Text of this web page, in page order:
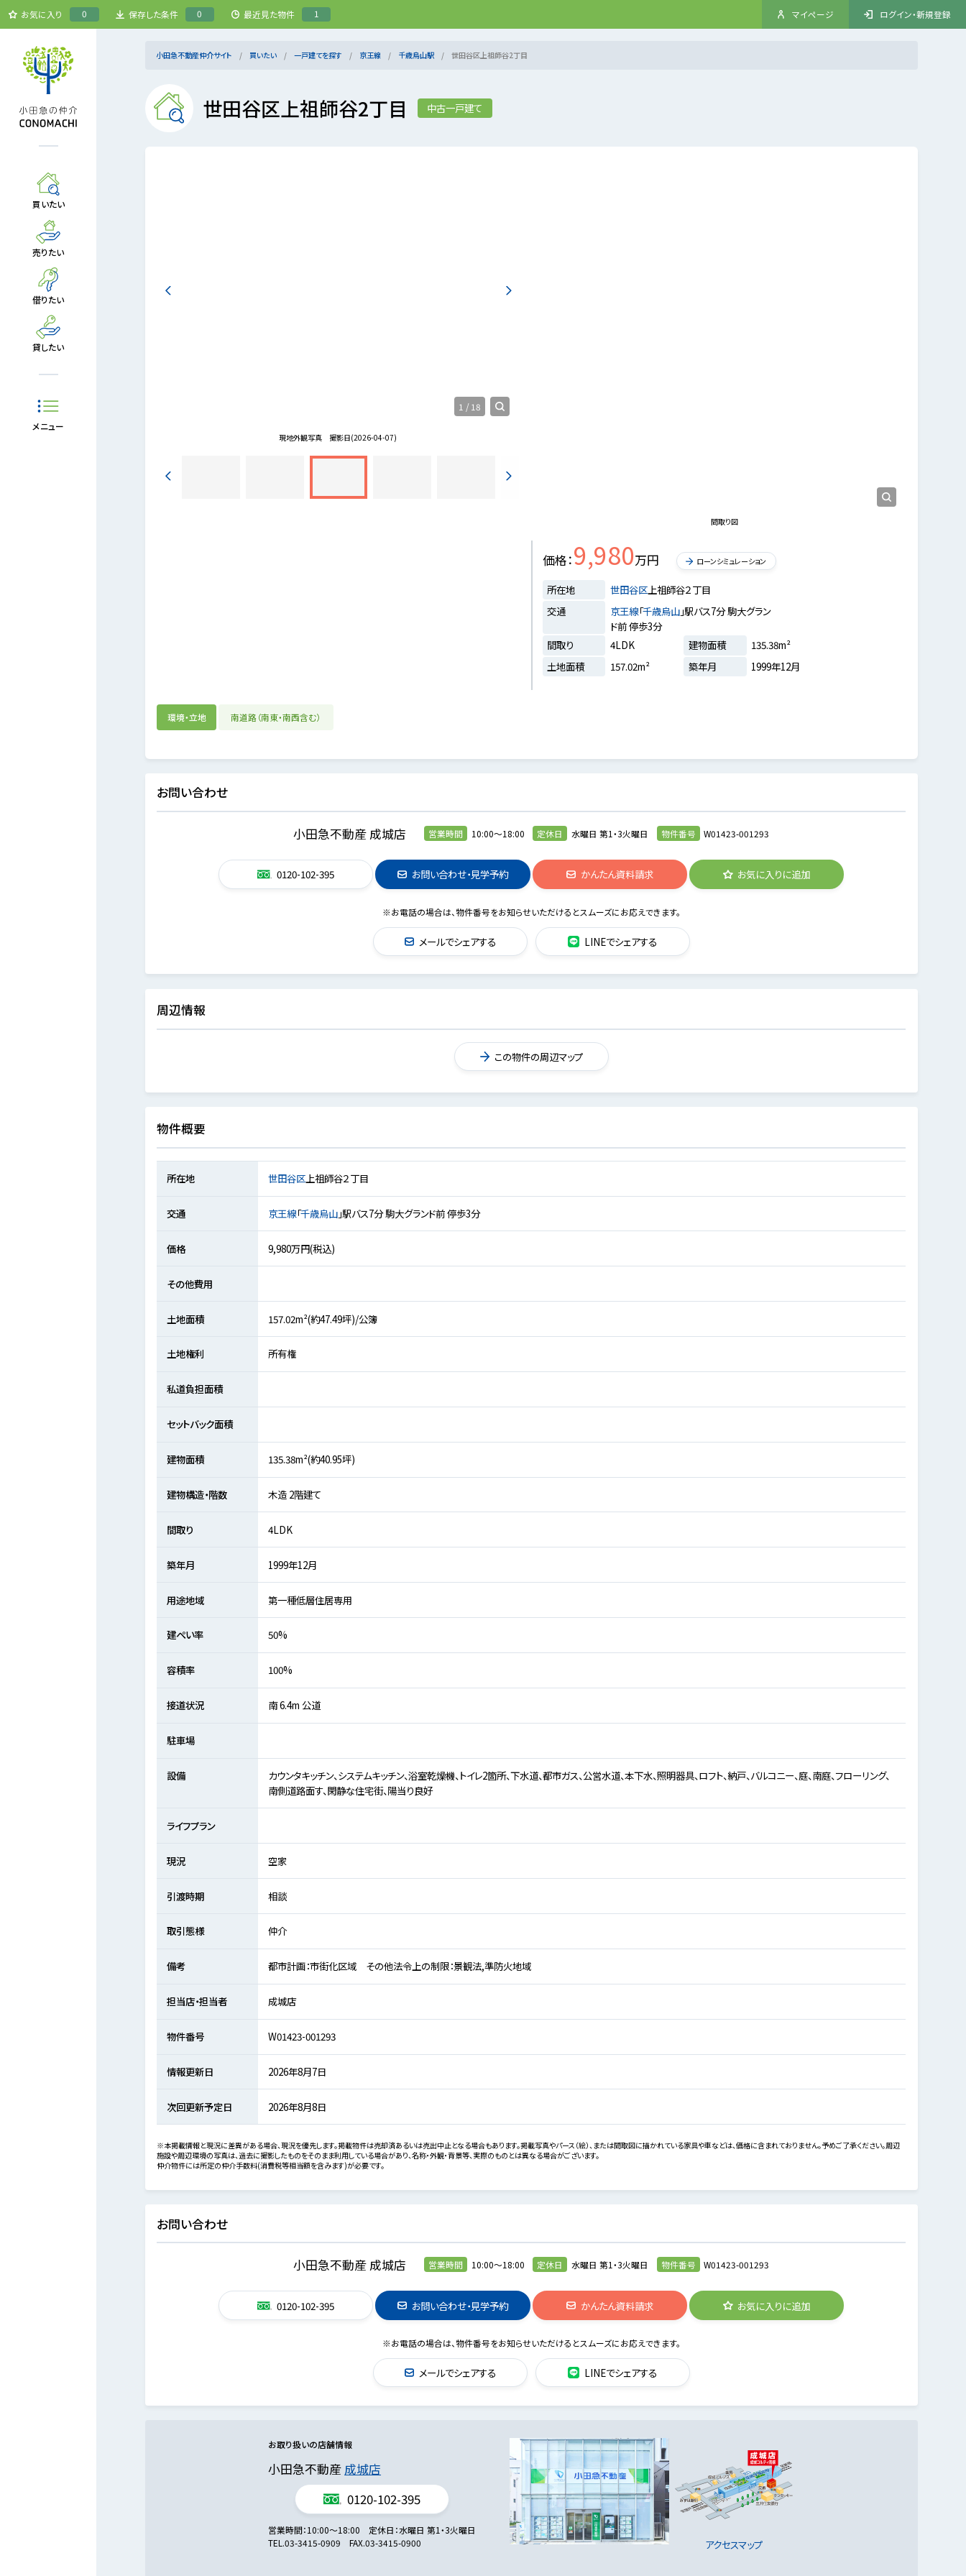
お気に入り 0 保存した条件 0 最近見た物件 1 マイページ ログイン・新規登録
買いたい
売りたい
借りたい
貸したい
メニュー
小田急不動産仲介サイト 買いたい 一戸建てを探す 京王線 千歳烏山駅 世田谷区上祖師谷2丁目
世田谷区上祖師谷2丁目 中古一戸建て
現地外観写真 撮影日(2026-04-07)
1 / 18
間取り図
価格 9,980万円 ローンシミュレーション
所在地 世田谷区上祖師谷２丁目
交通
京王線「千歳烏山」駅バス7分 駒大グラン
ド前 停歩3分
間取り
4LDK 建物面積
135.38m²
土地面積
157.02m² 築年月 1999年12月
環境・立地 南道路（南東・南西含む）
お問い合わせ
小田急不動産 成城店 営業時間 10:00～18:00 定休日 水曜日 第1・3火曜日 物件番号 W01423-001293
0120-102-395 お問い合わせ・見学予約 かんたん資料請求 お気に入りに追加
※お電話の場合は、物件番号をお知らせいただけるとスムーズにお応えできます。
メールでシェアする LINEでシェアする
周辺情報
この物件の周辺マップ
物件概要
所在地 世田谷区上祖師谷２丁目
交通 京王線「千歳烏山」駅バス7分 駒大グランド前 停歩3分
価格 9,980万円(税込)
その他費用
土地面積 157.02m²(約47.49坪)/公簿
土地権利 所有権
私道負担面積
セットバック面積
建物面積 135.38m²(約40.95坪)
建物構造・階数 木造 2階建て
間取り 4LDK
築年月 1999年12月
用途地域 第一種低層住居専用
建ぺい率 50%
容積率 100%
接道状況 南 6.4m 公道
駐車場
設備
カウンタキッチン、システムキッチン、浴室乾燥機、トイレ2箇所、下水道、都市ガス、公営水道、本下水、照明器具、ロフト、納戸、バルコニー、庭、南庭、フローリング、
南側道路面す、閑静な住宅街、陽当り良好
ライフプラン
現況 空家
引渡時期 相談
取引態様 仲介
備考 都市計画：市街化区域 その他法令上の制限：景観法,準防火地域
担当店・担当者 成城店
物件番号 W01423-001293
情報更新日 2026年8月7日
次回更新予定日 2026年8月8日
※本掲載情報と現況に差異がある場合、現況を優先します。掲載物件は売却済あるいは売出中止となる場合もあります。掲載写真やパース（絵）、または間取図に描かれている家具や車などは、価格に含まれておりません。予めご了承ください。周辺
施設や周辺環境の写真は、過去に撮影したものをそのまま利用している場合があり、名称・外観・背景等、実際のものとは異なる場合がございます。
仲介物件には所定の仲介手数料(消費税等相当額を含みます)が必要です。
お問い合わせ
小田急不動産 成城店 営業時間 10:00～18:00 定休日 水曜日 第1・3火曜日 物件番号 W01423-001293
0120-102-395 お問い合わせ・見学予約 かんたん資料請求 お気に入りに追加
※お電話の場合は、物件番号をお知らせいただけるとスムーズにお応えできます。
メールでシェアする LINEでシェアする
お取り扱いの店舗情報
小田急不動産 成城店
0120-102-395
営業時間 10:00～18:00 定休日 水曜日 第1・3火曜日
TEL.03-3415-0909 FAX.03-3415-0900 アクセスマップ